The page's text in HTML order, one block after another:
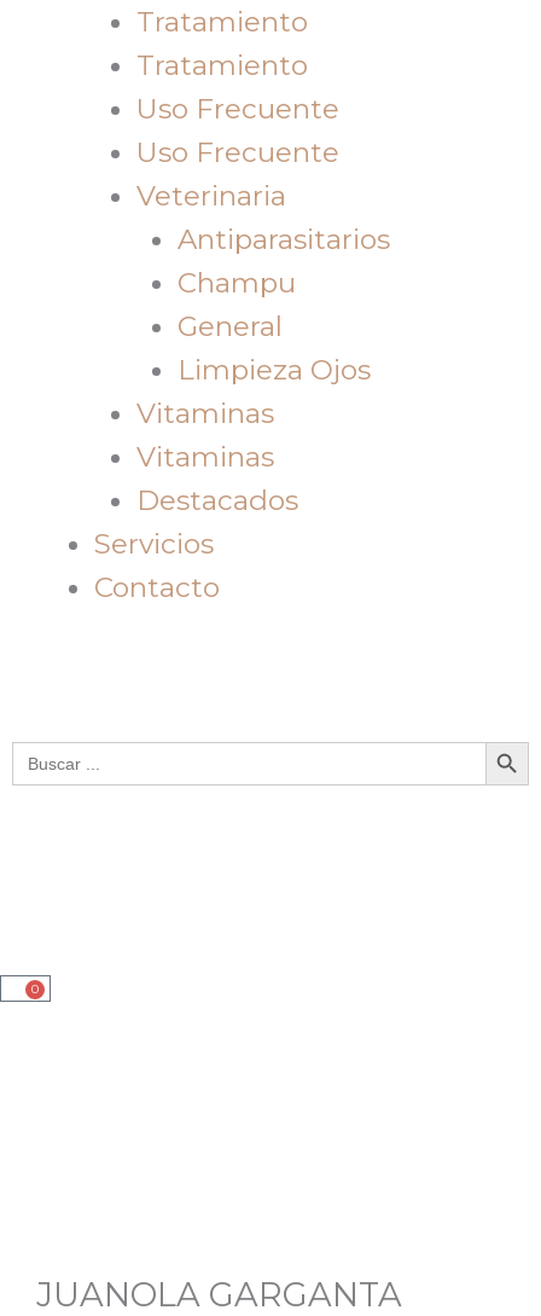
Tratamiento
Tratamiento
Uso Frecuente
Uso Frecuente
Veterinaria
Antiparasitarios
Champu
General
Limpieza Ojos
Vitaminas
Vitaminas
Destacados
Servicios
Contacto
Buscar: Botón de
0
Cart
JUANOLA GARGANTA